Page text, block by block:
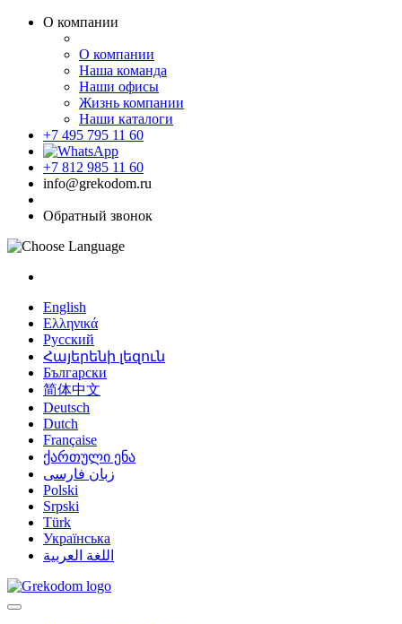
О компании
О компании
Наша команда
Наши офисы
Жизнь компании
Наши каталоги
+7 495 795 11 60
+7 812 985 11 60
info@grekodom.ru
Обратный звонок
English
Ελληνικά
Русский
Հայերենի լեզուն
Български
简体中文
Deutsch
Dutch
Française
ქართული ენა
زبان فارسی
Polski
Srpski
Türk
Українська
اللغة العربية